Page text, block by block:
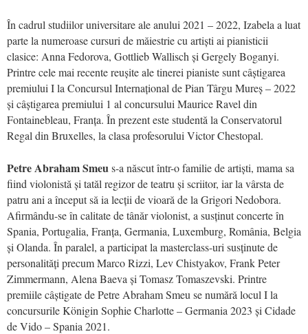
În cadrul studiilor universitare ale anului 2021 – 2022, Izabela a luat
parte la numeroase cursuri de măiestrie cu artiști ai pianisticii
clasice: Anna Fedorova, Gottlieb Wallisch și Gergely Boganyi.
Printre cele mai recente reușite ale tinerei pianiste sunt câștigarea
premiului I la Concursul Internațional de Pian Târgu Mureș – 2022
și câștigarea premiului 1 al concursului Maurice Ravel din
Fontainebleau, Franța. În prezent este studentă la Conservatorul
Regal din Bruxelles, la clasa profesorului Victor Chestopal.
Petre Abraham Smeus-a născut într-o familie de artiști, mama sa
fiind violonistă și tatăl regizor de teatru și scriitor, iar la vârsta de
patru ani a început să ia lecții de vioară de la Grigori Nedobora.
Afirmându-se în calitate de tânăr violonist, a susținut concerte în
Spania, Portugalia, Franța, Germania, Luxemburg, România, Belgia
și Olanda. În paralel, a participat la masterclass-uri susținute de
personalități precum Marco Rizzi, Lev Chistyakov, Frank Peter
Zimmermann, Alena Baeva și Tomasz Tomaszevski. Printre
premiile câștigate de Petre Abraham Smeu se numără locul I la
concursurile Königin Sophie Charlotte – Germania 2023 și Cidade
de Vido – Spania 2021.